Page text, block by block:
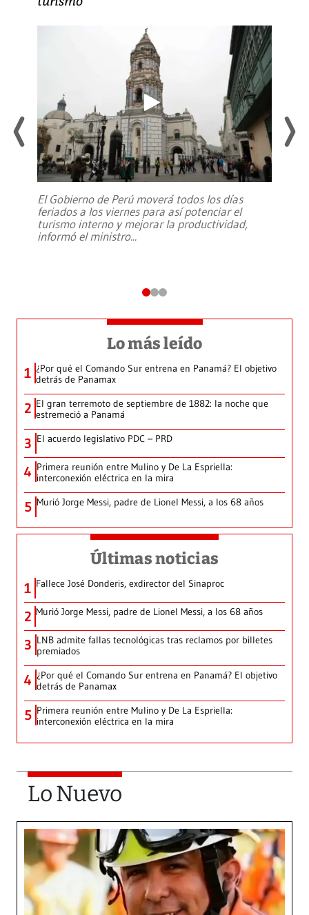
El Gobierno de Perú moverá todos los días
feriados a los viernes para así potenciar el
turismo interno y mejorar la productividad,
informó el ministro...
Lo más leído
1 ¿Por qué el Comando Sur entrena en Panamá? El objetivo
detrás de Panamax
2 El gran terremoto de septiembre de 1882: la noche que
estremeció a Panamá
3 El acuerdo legislativo PDC – PRD
4 Primera reunión entre Mulino y De La Espriella:
interconexión eléctrica en la mira
5 Murió Jorge Messi, padre de Lionel Messi, a los 68 años
Últimas noticias
1 Fallece José Donderis, exdirector del Sinaproc
2 Murió Jorge Messi, padre de Lionel Messi, a los 68 años
3 LNB admite fallas tecnológicas tras reclamos por billetes
premiados
4 ¿Por qué el Comando Sur entrena en Panamá? El objetivo
detrás de Panamax
5 Primera reunión entre Mulino y De La Espriella:
interconexión eléctrica en la mira
Lo Nuevo